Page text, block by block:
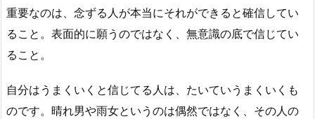
重要なのは、念ずる人が本当にそれができると確信してい
ること。表面的に願うのではなく、無意識の底で信じてい
ること。
自分はうまくいくと信じてる人は、たいていうまくいくも
のです。晴れ男や雨女というのは偶然ではなく、その人の